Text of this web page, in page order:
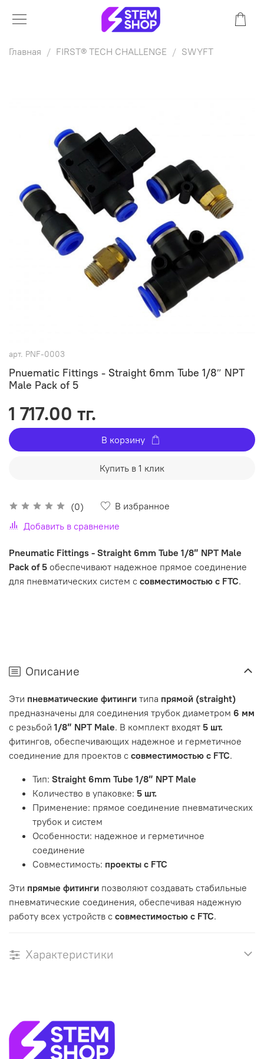
Главная FIRST® TECH CHALLENGE SWYFT
арт. PNF-0003
Pnuematic Fittings - Straight 6mm Tube 1/8″ NPT
Male Pack of 5
(0)
В избранное
Добавить в сравнение
1 717.00 тг.
В корзину
Купить в 1 клик
Pneumatic Fittings - Straight 6mm Tube 1/8″ NPT Male
Pack of 5 обеспечивают надежное прямое соединение
для пневматических систем с совместимостью с FTC.
Описание
Эти пневматические фитинги типа прямой (straight)
предназначены для соединения трубок диаметром 6 мм
с резьбой 1/8″ NPT Male. В комплект входят 5 шт.
фитингов, обеспечивающих надежное и герметичное
соединение для проектов с совместимостью с FTC.
Тип: Straight 6mm Tube 1/8″ NPT Male
Количество в упаковке: 5 шт.
Применение: прямое соединение пневматических
трубок и систем
Особенности: надежное и герметичное
соединение
Совместимость: проекты с FTC
Эти прямые фитинги позволяют создавать стабильные
пневматические соединения, обеспечивая надежную
работу всех устройств с совместимостью с FTC.
Характеристики